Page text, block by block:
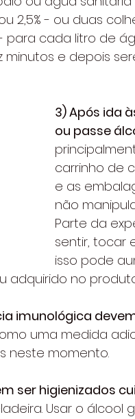
2,5% - ou duas
para cada litro de
e depois
3) Após ida
ou passe
carrinho de
e as
não
Parte da
sentir, tocar
isso pode
adquirido no
imunológica
uma medida
neste momento.
ser higienizados
Usar o álcool